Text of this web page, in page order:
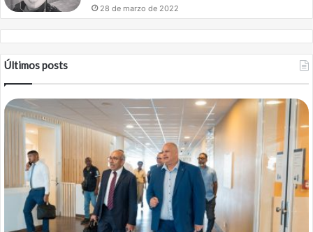
28 de marzo de 2022
Últimos posts